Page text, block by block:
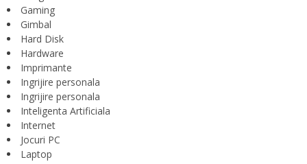
Gaming
Gimbal
Hard Disk
Hardware
Imprimante
Ingrijire personala
Ingrijire personala
Inteligenta Artificiala
Internet
Jocuri PC
Laptop